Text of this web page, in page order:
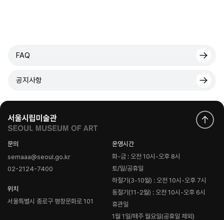
FAQ
공지사항
문의
semaaa@seoul.go.kr
02-2124-7400
위치
서울특별시 종로구 평창문화로 101
운영시간
화-금 : 오전 10시-오후 8시
토/일/공휴일
하절기(3-10월) : 오전 10시-오후 7시
동절기(11-2월) : 오전 10시-오후 6시
휴관일
1월 1일/매주 월요일(공휴일 제외)